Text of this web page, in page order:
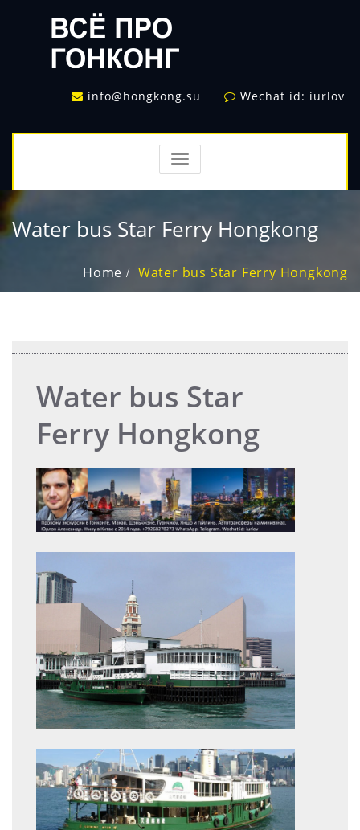
info@hongkong.su Wechat id: iurlov
TOGGLE
NAVIGATION
Water bus Star Ferry Hongkong
Home Water bus Star Ferry Hongkong
Water bus Star
Ferry Hongkong